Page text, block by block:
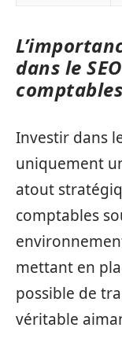
dans le
comptables
Investir dans
uniquement
atout
comptables
mettant en
possible de
véritable